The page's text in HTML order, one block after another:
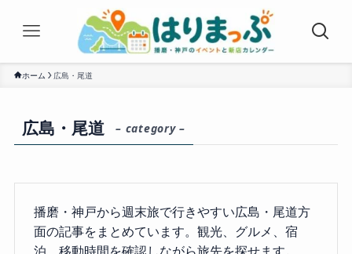
ホーム 広島・尾道
広島・尾道 – category –
播磨・神戸から週末旅で行きやすい広島・尾道方
面の記事をまとめています。観光、グルメ、宿